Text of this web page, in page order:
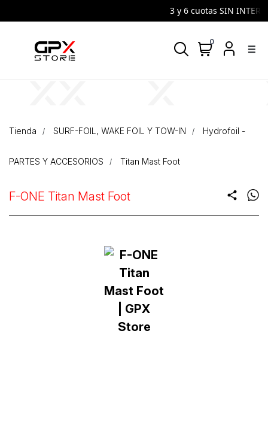
3 y 6 cuotas SIN
density_medium
0
Tienda SURF-FOIL, WAKE FOIL Y TOW-IN Hydrofoil -
PARTES Y ACCESORIOS Titan Mast Foot
F-ONE Titan Mast Foot share